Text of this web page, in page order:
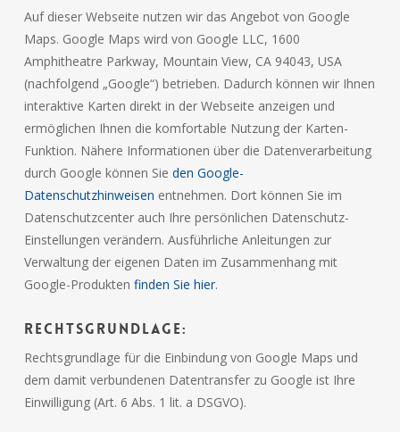
Auf dieser Webseite nutzen wir das Angebot von Google
Maps. Google Maps wird von Google LLC, 1600
Amphitheatre Parkway, Mountain View, CA 94043, USA
(nachfolgend „Google“) betrieben. Dadurch können wir Ihnen
interaktive Karten direkt in der Webseite anzeigen und
ermöglichen Ihnen die komfortable Nutzung der Karten-
Funktion. Nähere Informationen über die Datenverarbeitung
durch Google können Sie den Google-
Datenschutzhinweisen entnehmen. Dort können Sie im
Datenschutzcenter auch Ihre persönlichen Datenschutz-
Einstellungen verändern. Ausführliche Anleitungen zur
Verwaltung der eigenen Daten im Zusammenhang mit
Google-Produkten finden Sie hier.
Rechtsgrundlage:
Rechtsgrundlage für die Einbindung von Google Maps und
dem damit verbundenen Datentransfer zu Google ist Ihre
Einwilligung (Art. 6 Abs. 1 lit. a DSGVO).